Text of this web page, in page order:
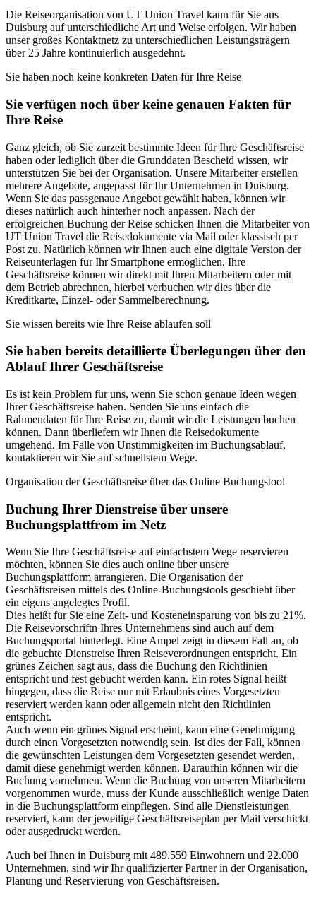
Die Reiseorganisation von UT Union Travel kann für Sie aus
Duisburg auf unterschiedliche Art und Weise erfolgen. Wir haben
unser großes Kontaktnetz zu unterschiedlichen Leistungsträgern
über 25 Jahre kontinuierlich ausgedehnt.
Sie haben noch keine konkreten Daten für Ihre Reise
Sie verfügen noch über keine genauen Fakten für
Ihre Reise
Ganz gleich, ob Sie zurzeit bestimmte Ideen für Ihre Geschäftsreise
haben oder lediglich über die Grunddaten Bescheid wissen, wir
unterstützen Sie bei der Organisation. Unsere Mitarbeiter erstellen
mehrere Angebote, angepasst für Ihr Unternehmen in Duisburg.
Wenn Sie das passgenaue Angebot gewählt haben, können wir
dieses natürlich auch hinterher noch anpassen. Nach der
erfolgreichen Buchung der Reise schicken Ihnen die Mitarbeiter von
UT Union Travel die Reisedokumente via Mail oder klassisch per
Post zu. Natürlich können wir Ihnen auch eine digitale Version der
Reiseunterlagen für Ihr Smartphone ermöglichen. Ihre
Geschäftsreise können wir direkt mit Ihren Mitarbeitern oder mit
dem Betrieb abrechnen, hierbei verbuchen wir dies über die
Kreditkarte, Einzel- oder Sammelberechnung.
Sie wissen bereits wie Ihre Reise ablaufen soll
Sie haben bereits detaillierte Überlegungen über den
Ablauf Ihrer Geschäftsreise
Es ist kein Problem für uns, wenn Sie schon genaue Ideen wegen
Ihrer Geschäftsreise haben. Senden Sie uns einfach die
Rahmendaten für Ihre Reise zu, damit wir die Leistungen buchen
können. Dann überliefern wir Ihnen die Reisedokumente
umgehend. Im Falle von Unstimmigkeiten im Buchungsablauf,
kontaktieren wir Sie auf schnellstem Wege.
Organisation der Geschäftsreise über das Online Buchungstool
Buchung Ihrer Dienstreise über unsere
Buchungsplattfrom im Netz
Wenn Sie Ihre Geschäftsreise auf einfachstem Wege reservieren
möchten, können Sie dies auch online über unsere
Buchungsplattform arrangieren. Die Organisation der
Geschäftsreisen mittels des Online-Buchungstools geschieht über
ein eigens angelegtes Profil.
Dies heißt für Sie eine Zeit- und Kosteneinsparung von bis zu 21%.
Die Reisevorschriftn Ihres Unternehmens sind auch auf dem
Buchungsportal hinterlegt. Eine Ampel zeigt in diesem Fall an, ob
die gebuchte Dienstreise Ihren Reiseverordnungen entspricht. Ein
grünes Zeichen sagt aus, dass die Buchung den Richtlinien
entspricht und fest gebucht werden kann. Ein rotes Signal heißt
hingegen, dass die Reise nur mit Erlaubnis eines Vorgesetzten
reserviert werden kann oder allgemein nicht den Richtlinien
entspricht.
Auch wenn ein grünes Signal erscheint, kann eine Genehmigung
durch einen Vorgesetzten notwendig sein. Ist dies der Fall, können
die gewünschten Leistungen dem Vorgesetzten gesendet werden,
damit diese genehmigt werden können. Daraufhin können wir die
Buchung vornehmen. Wenn die Buchung von unseren Mitarbeitern
vorgenommen wurde, muss der Kunde ausschließlich wenige Daten
in die Buchungsplattform einpflegen. Sind alle Dienstleistungen
reserviert, kann der jeweilige Geschäftsreiseplan per Mail verschickt
oder ausgedruckt werden.
Auch bei Ihnen in Duisburg mit 489.559 Einwohnern und 22.000
Unternehmen, sind wir Ihr qualifizierter Partner in der Organisation,
Planung und Reservierung von Geschäftsreisen.